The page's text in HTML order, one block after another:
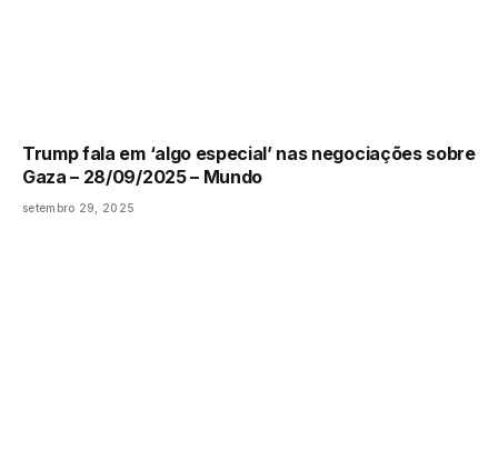
Trump fala em ‘algo especial’ nas negociações sobre
Gaza – 28/09/2025 – Mundo
setembro 29, 2025